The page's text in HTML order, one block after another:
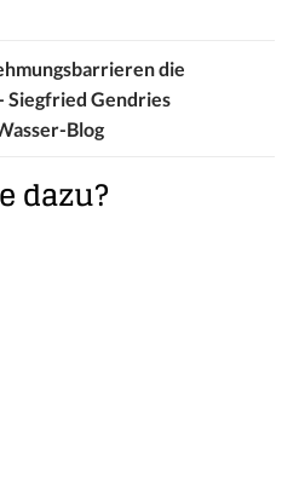
die
Siegfried Gendries
Blog
dazu?